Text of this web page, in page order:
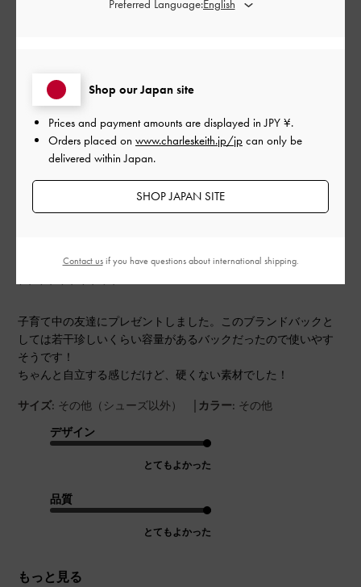
フィルター
並べ替え
ご利用者様
友達にプレゼント
子育て中の友達にプレゼントしました。このブランドバックと
しては若干珍しいくらい容量があるバックだったので使いやす
そうです！
ちゃんと自立する感じだけど、硬くない素材でした！
サイズ: その他（シューズ以外） | カラー: その他
デザイン
とてもよかった
品質
とてもよかった
もっと見る
2024-10-16
Shop our Japan site
Prices and payment amounts are displayed inJPY ¥.
Orders placed on www.charleskeith.jp/jp can only be
delivered within Japan.
SHOP JAPAN SITE
Preferred Language:
Contact usif you have questions about international shipping.